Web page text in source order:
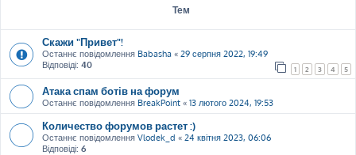
Тем
Скажи "Привет"!
Останнє повідомлення Babasha « 29 серпня 2022, 19:49
Відповіді: 40 1 2 3 4 5
Атака спам ботів на форум
Останнє повідомлення BreakPoint « 13 лютого 2024, 19:53
Количество форумов растет :)
Останнє повідомлення Vlodek_d « 24 квітня 2023, 06:06
Відповіді: 6